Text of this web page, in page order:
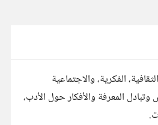
الفكرية، والاجتماعية
المعرفة والأفكار حول الأدب،